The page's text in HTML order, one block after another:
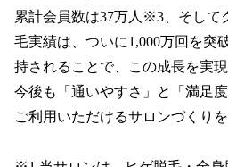
累計会員数は37万人※3、そして
毛実績は、ついに1,000万回を突
持されることで、この成長を実現
今後も「通いやすさ」と「満足
ご利用いただけるサロンづくり